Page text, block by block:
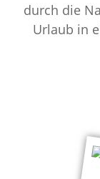
durch die
Urlaub in